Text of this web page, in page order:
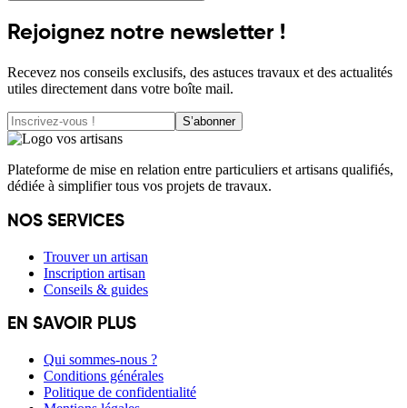
Rejoignez notre newsletter !
Recevez nos conseils exclusifs, des astuces travaux et des actualités
utiles directement dans votre boîte mail.
S’abonner
Plateforme de mise en relation entre particuliers et artisans qualifiés,
dédiée à simplifier tous vos projets de travaux.
NOS SERVICES
Trouver un artisan
Inscription artisan
Conseils & guides
EN SAVOIR PLUS
Qui sommes-nous ?
Conditions générales
Politique de confidentialité